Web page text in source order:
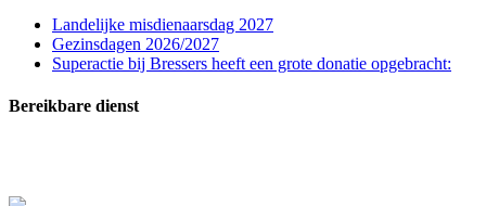
Landelijke misdienaarsdag 2027
Gezinsdagen 2026/2027
Superactie bij Bressers heeft een grote donatie opgebracht:
Bereikbare dienst